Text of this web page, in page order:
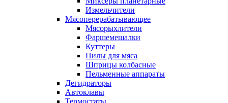
Измельчители
Мясоперерабатывающее
Мясорыхлители
Фаршемешалки
Куттеры
Пилы для мяса
Шприцы колбасные
Пельменные аппараты
Дегидраторы
Автоклавы
Термостаты